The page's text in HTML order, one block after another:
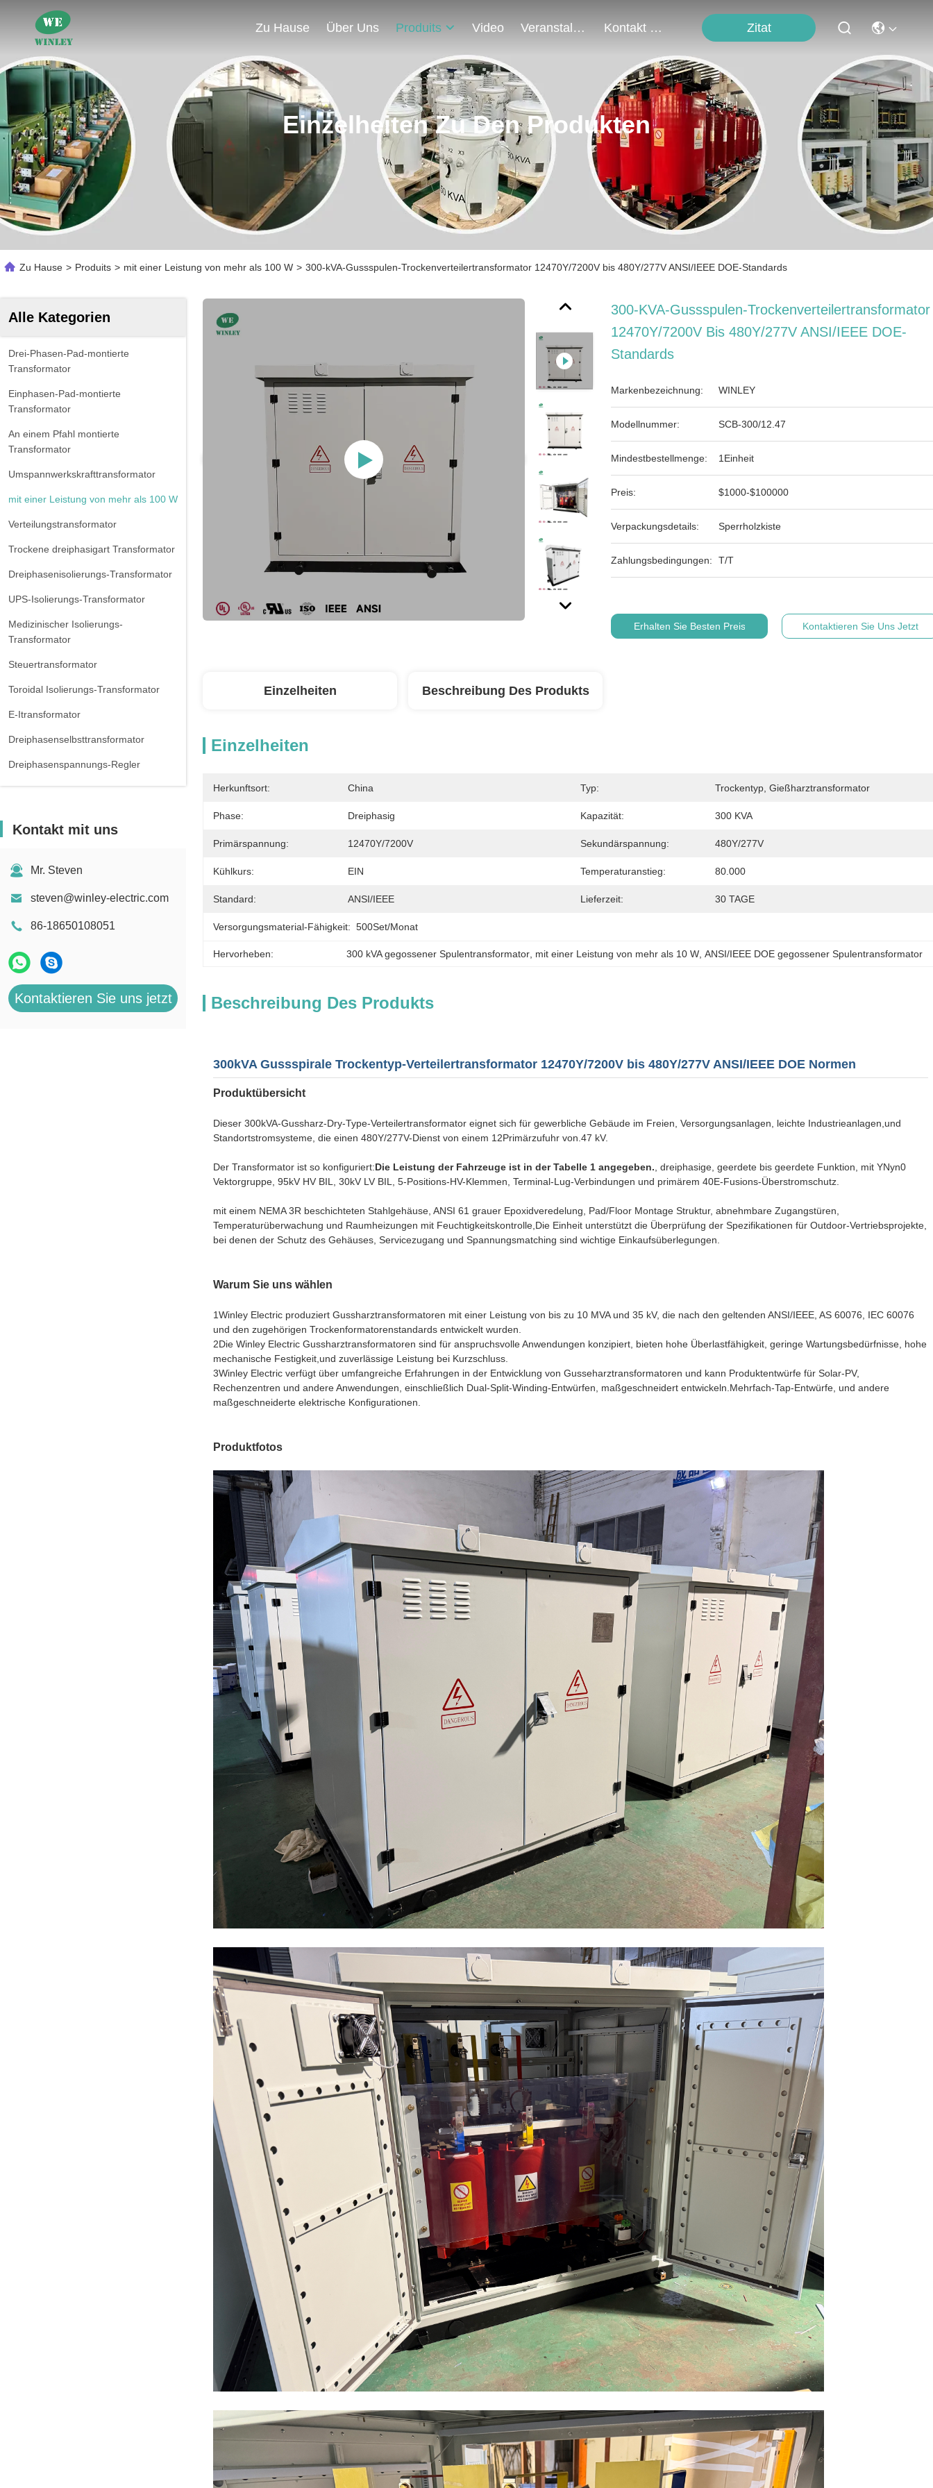
Zu Hause Über Uns Produits Video Veranstaltungen Kontakt Mit Uns Zitat
Einzelheiten Zu Den Produkten
Zu Hause > Produits > mit einer Leistung von mehr als 100 W > 300-kVA-Gussspulen-Trockenverteilertransformator 12470Y/7200V bis 480Y/277V ANSI/IEEE DOE-Standards
Alle Kategorien
Drei-Phasen-Pad-montierte
Transformator
Einphasen-Pad-montierte
Transformator
An einem Pfahl montierte
Transformator
Umspannwerkskrafttransformator
mit einer Leistung von mehr als 100 W
Verteilungstransformator
Trockene dreiphasigart Transformator
Dreiphasenisolierungs-Transformator
UPS-Isolierungs-Transformator
Medizinischer Isolierungs-
Transformator
Steuertransformator
Toroidal Isolierungs-Transformator
E-Itransformator
Dreiphasenselbsttransformator
Dreiphasenspannungs-Regler
Dreiphasenreaktor
Kontakt mit uns
Mr. Steven
steven@winley-electric.com
86-18650108051
Kontaktieren Sie uns jetzt
300-KVA-Gussspulen-Trockenverteilertransformator
12470Y/7200V Bis 480Y/277V ANSI/IEEE DOE-
Standards
Markenbezeichnung: WINLEY
Modellnummer: SCB-300/12.47
Mindestbestellmenge: 1Einheit
Preis: $1000-$100000
Verpackungsdetails: Sperrholzkiste
Zahlungsbedingungen: T/T
Erhalten Sie Besten Preis Kontaktieren Sie Uns Jetzt
Einzelheiten Beschreibung Des Produkts
Einzelheiten
Herkunftsort: China Typ: Trockentyp, Gießharztransformator
Phase: Dreiphasig Kapazität: 300 KVA
Primärspannung: 12470Y/7200V Sekundärspannung: 480Y/277V
Kühlkurs: EIN Temperaturanstieg: 80.000
Standard: ANSI/IEEE Lieferzeit: 30 TAGE
Versorgungsmaterial-Fähigkeit: 500Set/Monat
Hervorheben: 300 kVA gegossener Spulentransformator mit einer Leistung von mehr als 10 W , ANSI/IEEE DOE gegossener Spulentransformator
Beschreibung Des Produkts
300kVA Gussspirale Trockentyp-Verteilertransformator 12470Y/7200V bis 480Y/277V ANSI/IEEE DOE Normen
Produktübersicht
Dieser 300kVA-Gussharz-Dry-Type-Verteilertransformator eignet sich für gewerbliche Gebäude im Freien, Versorgungsanlagen, leichte Industrieanlagen,und
Standortstromsysteme, die einen 480Y/277V-Dienst von einem 12Primärzufuhr von.47 kV.
Der Transformator ist so konfiguriert:Die Leistung der Fahrzeuge ist in der Tabelle 1 angegeben. , dreiphasige, geerdete bis geerdete Funktion, mit YNyn0
Vektorgruppe, 95kV HV BIL, 30kV LV BIL, 5-Positions-HV-Klemmen, Terminal-Lug-Verbindungen und primärem 40E-Fusions-Überstromschutz.
mit einem NEMA 3R beschichteten Stahlgehäuse, ANSI 61 grauer Epoxidveredelung, Pad/Floor Montage Struktur, abnehmbare Zugangstüren,
Temperaturüberwachung und Raumheizungen mit Feuchtigkeitskontrolle,Die Einheit unterstützt die Überprüfung der Spezifikationen für Outdoor-Vertriebsprojekte,
bei denen der Schutz des Gehäuses, Servicezugang und Spannungsmatching sind wichtige Einkaufsüberlegungen.
Warum Sie uns wählen
1Winley Electric produziert Gussharztransformatoren mit einer Leistung von bis zu 10 MVA und 35 kV, die nach den geltenden ANSI/IEEE, AS 60076, IEC 60076
und den zugehörigen Trockenformatorenstandards entwickelt wurden.
2Die Winley Electric Gussharztransformatoren sind für anspruchsvolle Anwendungen konzipiert, bieten hohe Überlastfähigkeit, geringe Wartungsbedürfnisse, hohe
mechanische Festigkeit,und zuverlässige Leistung bei Kurzschluss.
3Winley Electric verfügt über umfangreiche Erfahrungen in der Entwicklung von Gusseharztransformatoren und kann Produktentwürfe für Solar-PV,
Rechenzentren und andere Anwendungen, einschließlich Dual-Split-Winding-Entwürfen, maßgeschneidert entwickeln.Mehrfach-Tap-Entwürfe, und andere
maßgeschneiderte elektrische Konfigurationen.
Produktfotos